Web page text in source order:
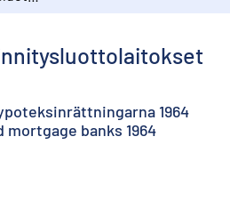
1964
mortgage banks 1964